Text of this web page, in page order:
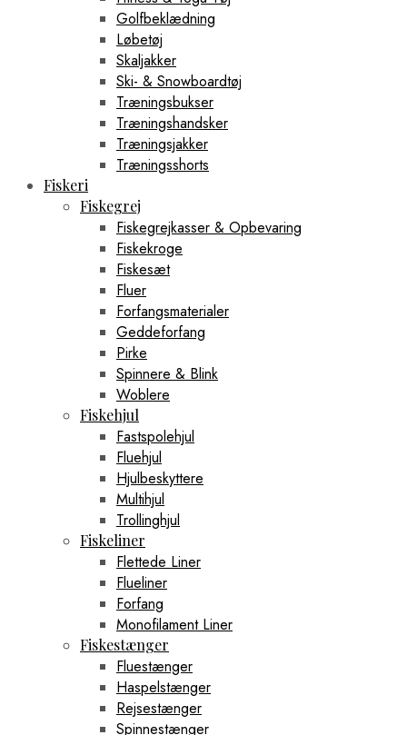
Golfbeklædning
Løbetøj
Skaljakker
Ski- & Snowboardtøj
Træningsbukser
Træningshandsker
Træningsjakker
Træningsshorts
Fiskeri
Fiskegrej
Fiskegrejkasser & Opbevaring
Fiskekroge
Fiskesæt
Fluer
Forfangsmaterialer
Geddeforfang
Pirke
Spinnere & Blink
Woblere
Fiskehjul
Fastspolehjul
Fluehjul
Hjulbeskyttere
Multihjul
Trollinghjul
Fiskeliner
Flettede Liner
Flueliner
Forfang
Monofilament Liner
Fiskestænger
Fluestænger
Haspelstænger
Rejsestænger
Spinnestænger